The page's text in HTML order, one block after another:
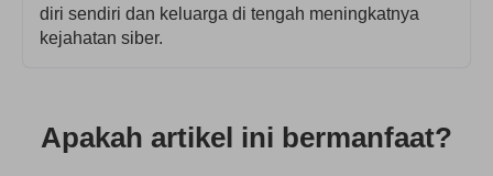
diri sendiri dan keluarga di tengah meningkatnya
kejahatan siber.
Apakah artikel ini bermanfaat?